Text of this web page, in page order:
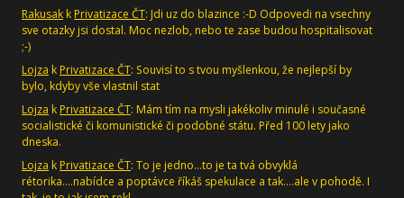
Rakusak k Privatizace ČT: Jdi uz do blazince :-D Odpovedi na vsechny
sve otazky jsi dostal. Moc nezlob, nebo te zase budou hospitalisovat
;-)
Lojza k Privatizace ČT: Souvisí to s tvou myšlenkou, že nejlepší by
bylo, kdyby vše vlastnil stat
Lojza k Privatizace ČT: Mám tím na mysli jakékoliv minulé i současné
socialistické či komunistické či podobné státu. Před 100 lety jako
dneska.
Lojza k Privatizace ČT: To je jedno...to je ta tvá obvyklá
rétorika....nabídce a poptávce říkáš spekulace a tak....ale v pohodě. I